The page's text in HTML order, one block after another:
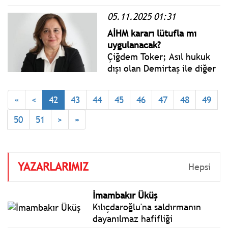
üçüncü Genel Başkanı
Bülent Ecevit’in Devlet
Mezarlığı’ndaki kabri
başında düzenlenen anma
törenine katıldı.
05.11.2025 01:31
AİHM kararı lütufla mı
uygulanacak?
Çiğdem Toker; Asıl hukuk
dışı olan Demirtaş ile diğer
hemen tahliye edilmeleri
gerekirken, Cumhur İttifakı
« < 42 43 44 45 46 47 48
49
50
51 > »
YAZARLARIMIZ Hepsi
İmambakır Üküş
Kılıçdaroğlu'na saldırmanın
dayanılmaz hafifliği